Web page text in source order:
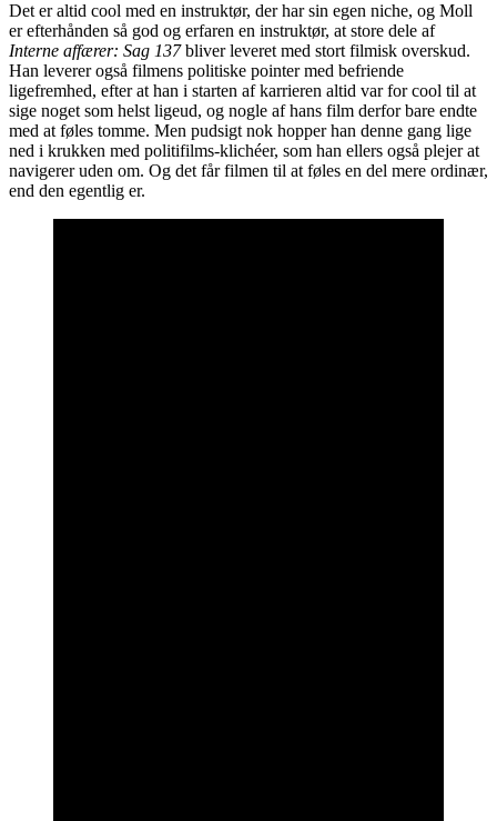
Det er altid cool med en instruktør, der har sin egen niche, og Moll
er efterhånden så god og erfaren en instruktør, at store dele af
Interne affærer: Sag 137bliver leveret med stort filmisk overskud.
Han leverer også filmens politiske pointer med befriende
ligefremhed, efter at han i starten af karrieren altid var for cool til at
sige noget som helst ligeud, og nogle af hans film derfor bare endte
med at føles tomme. Men pudsigt nok hopper han denne gang lige
ned i krukken med politifilms-klichéer, som han ellers også plejer at
navigerer uden om. Og det får filmen til at føles en del mere ordinær,
end den egentlig er.